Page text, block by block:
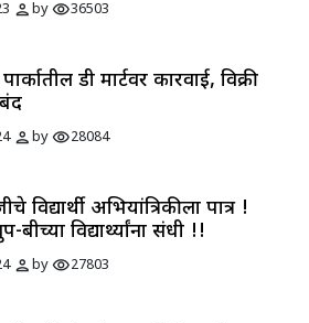
personbyvisibility36503
डी मार्टवर कारवाई, विक्री
personbyvisibility28084
विद्यार्थी अभियांत्रिकीला पात्र !
बीच्या विद्यार्थ्यांना संधी !!
personbyvisibility27803